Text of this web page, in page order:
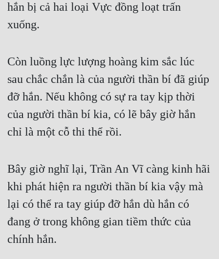
hắn bị cả hai loại Vực đồng loạt trấn
xuống.
Còn luồng lực lượng hoàng kim sắc lúc
sau chắc chắn là của người thần bí đã giúp
đỡ hắn. Nếu không có sự ra tay kịp thời
của người thần bí kia, có lẽ bây giờ hắn
chỉ là một cỗ thi thể rồi.
Bây giờ nghĩ lại, Trần An Vĩ càng kinh hãi
khi phát hiện ra người thần bí kia vậy mà
lại có thể ra tay giúp đỡ hắn dù hắn có
đang ở trong không gian tiềm thức của
chính hắn.